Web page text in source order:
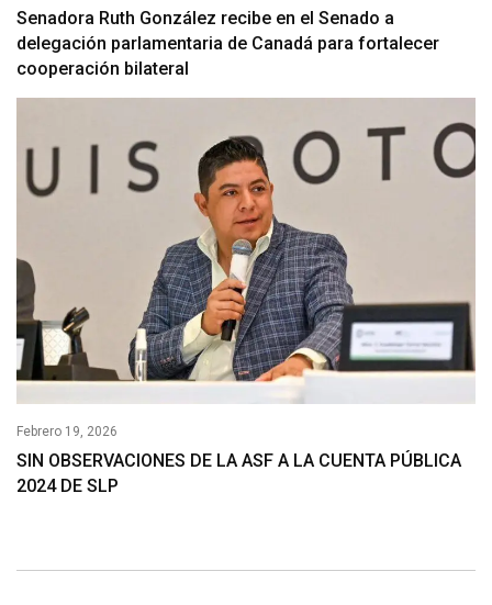
Senadora Ruth González recibe en el Senado a
delegación parlamentaria de Canadá para fortalecer
cooperación bilateral
Febrero 19, 2026
SIN OBSERVACIONES DE LA ASF A LA CUENTA PÚBLICA
2024 DE SLP